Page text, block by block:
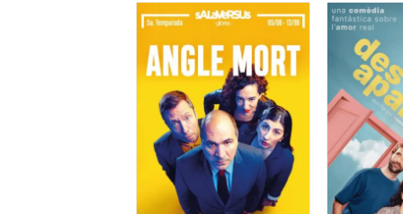
ens
nom la
Records,
temps que
Un final
que la
Nosaltres,
gent gran
que cap